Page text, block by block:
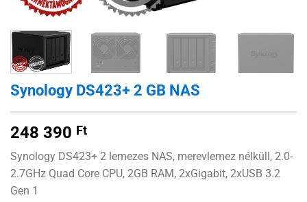
Synology DS423+ 2 GB NAS
248 390 Ft
Synology DS423+ 2 lemezes NAS, merevlemez nélküll, 2.0-
2.7GHz Quad Core CPU, 2GB RAM, 2xGigabit, 2xUSB 3.2
Gen 1